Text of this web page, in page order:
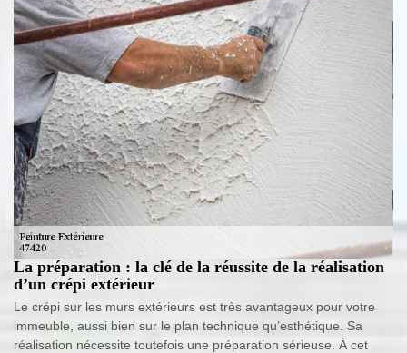
La préparation : la clé de la réussite de la réalisation
d’un crépi extérieur
Le crépi sur les murs extérieurs est très avantageux pour votre
immeuble, aussi bien sur le plan technique qu’esthétique. Sa
réalisation nécessite toutefois une préparation sérieuse. À cet